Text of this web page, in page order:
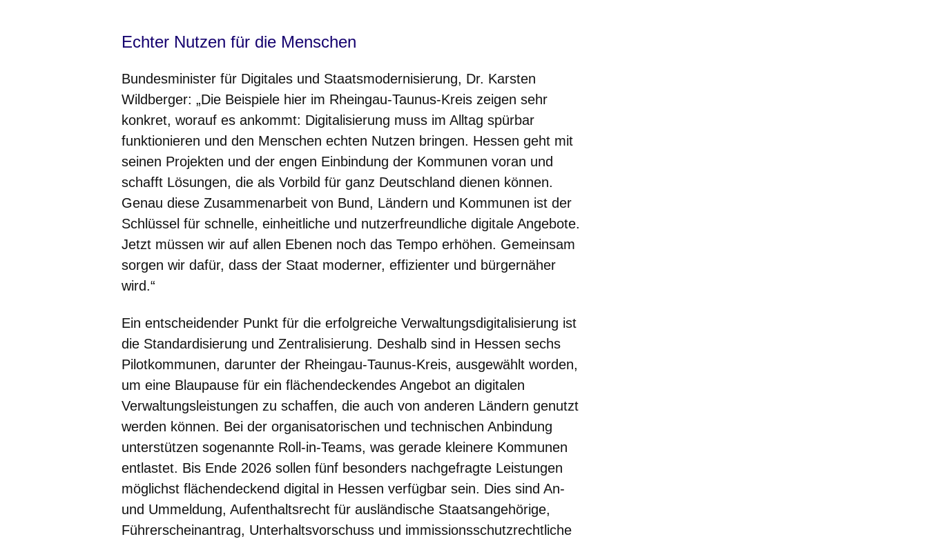
Echter Nutzen für die Menschen
Bundesminister für Digitales und Staatsmodernisierung, Dr. Karsten
Wildberger: „Die Beispiele hier im Rheingau-Taunus-Kreis zeigen sehr
konkret, worauf es ankommt: Digitalisierung muss im Alltag spürbar
funktionieren und den Menschen echten Nutzen bringen. Hessen geht mit
seinen Projekten und der engen Einbindung der Kommunen voran und
schafft Lösungen, die als Vorbild für ganz Deutschland dienen können.
Genau diese Zusammenarbeit von Bund, Ländern und Kommunen ist der
Schlüssel für schnelle, einheitliche und nutzerfreundliche digitale Angebote.
Jetzt müssen wir auf allen Ebenen noch das Tempo erhöhen. Gemeinsam
sorgen wir dafür, dass der Staat moderner, effizienter und bürgernäher
wird.“
Ein entscheidender Punkt für die erfolgreiche Verwaltungsdigitalisierung ist
die Standardisierung und Zentralisierung. Deshalb sind in Hessen sechs
Pilotkommunen, darunter der Rheingau-Taunus-Kreis, ausgewählt worden,
um eine Blaupause für ein flächendeckendes Angebot an digitalen
Verwaltungsleistungen zu schaffen, die auch von anderen Ländern genutzt
werden können. Bei der organisatorischen und technischen Anbindung
unterstützen sogenannte Roll-in-Teams, was gerade kleinere Kommunen
entlastet. Bis Ende 2026 sollen fünf besonders nachgefragte Leistungen
möglichst flächendeckend digital in Hessen verfügbar sein. Dies sind An-
und Ummeldung, Aufenthaltsrecht für ausländische Staatsangehörige,
Führerscheinantrag, Unterhaltsvorschuss und immissionsschutzrechtliche